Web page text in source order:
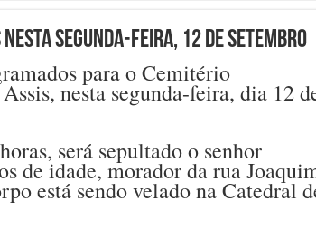
segunda-feira, 12 de setembro
para o Cemitério
nesta segunda-feira, dia 12
será sepultado o senhor
de idade, morador da rua
está sendo velado na Catedral